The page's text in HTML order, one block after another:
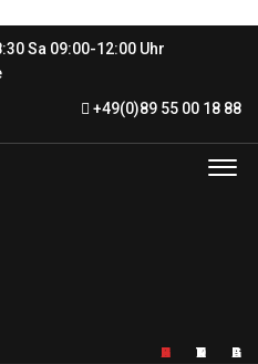
Sa 09:00-12:00 Uhr
+49(0)89 55 00 18 88
FAHRZEUGE KONTAKT AGB